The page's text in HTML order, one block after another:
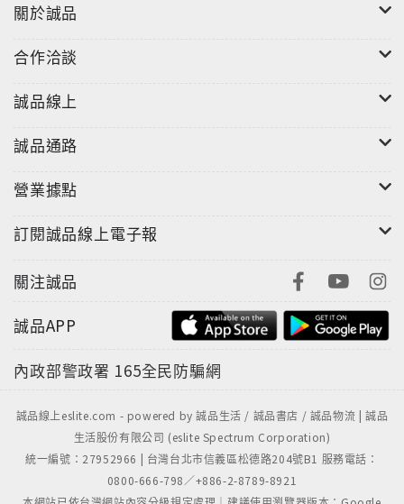
https://www.kaminotane.com/2021/05/21/14542/・
の群れはいかにして踊るか──肉体・幽体二元論」も収
録。
關於誠品
合作洽談
誠品線上
誠品通路
營業據點
訂閱誠品線上電子報
關注誠品
誠品APP
內政部警政署 165全民防騙網
誠品線上eslite.com - powered by 誠品生活 / 誠品書店 / 誠品物流 | 誠品
生活股份有限公司 (eslite Spectrum Corporation)
統一編號：27952966 | 台灣台北市信義區松德路204號B1 服務電話：
0800-666-798／+886-2-8789-8921